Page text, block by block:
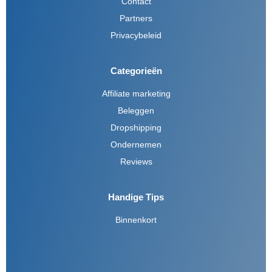
Partners
Privacybeleid
Categorieën
Affiliate marketing
Beleggen
Dropshipping
Ondernemen
Reviews
Handige Tips
Binnenkort